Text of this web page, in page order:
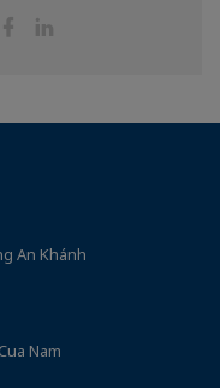
Partager
An Khánh
Nam